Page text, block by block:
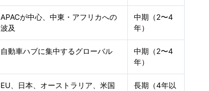
APACが中心、中東・アフリカへの
波及
中期（2〜4
年）
自動車ハブに集中するグローバル
中期（2〜4
年）
EU、日本、オーストラリア、米国
長期（4年以